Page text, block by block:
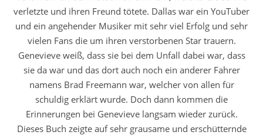
verletzte und ihren Freund tötete. Dallas war ein YouTuber
und ein angehender Musiker mit sehr viel Erfolg und sehr
vielen Fans die um ihren verstorbenen Star trauern.
Genevieve weiß, dass sie bei dem Unfall dabei war, dass
sie da war und das dort auch noch ein anderer Fahrer
namens Brad Freemann war, welcher von allen für
schuldig erklärt wurde. Doch dann kommen die
Erinnerungen bei Genevieve langsam wieder zurück.
Dieses Buch zeigte auf sehr grausame und erschütternde